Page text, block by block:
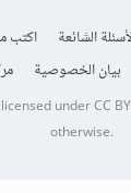
الشائعة اكتب
بيان الخصوصية
licensed underCC
otherwise.